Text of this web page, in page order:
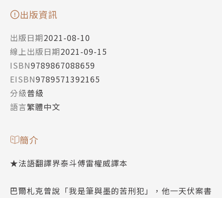
出版資訊
出版日期2021-08-10
線上出版日期2021-09-15
ISBN9789867088659
EISBN9789571392165
分級普級
語言繁體中文
簡介
★法語翻譯界泰斗傅雷權威譯本
巴爾札克曾說「我是筆與墨的苦刑犯」，他一天伏案書